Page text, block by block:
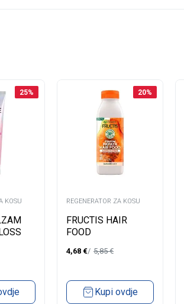
25%
KOSU
20%
REGENERATOR ZA KOSU
FRUCTIS HAIR
FOOD
PAPAYA 350ML
4,68 € 5,85€
Kupi ovdje